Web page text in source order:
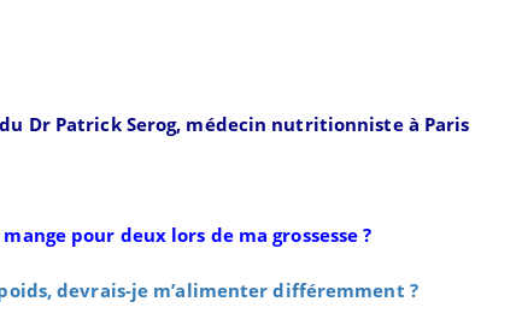
Dr Patrick Serog, médecin nutritionniste à Paris
pour deux lors de ma grossesse ?
devrais-je m’alimenter différemment ?